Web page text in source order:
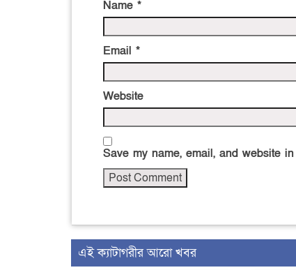
Name *
Email *
Website
Save my name, email, and website
এই ক্যাটাগরীর আরো খবর